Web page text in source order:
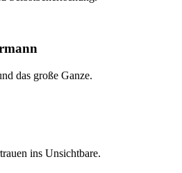
das große Ganze.
ins Unsichtbare.